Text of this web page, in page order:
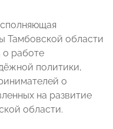
Тамбовской области
о работе
политики,
о
на развитие
области.